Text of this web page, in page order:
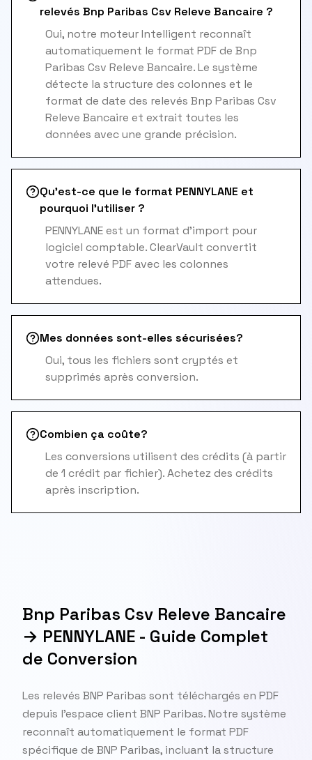
relevés Bnp Paribas Csv Releve Bancaire ?
Oui, notre moteur Intelligent reconnaît
automatiquement le format PDF de Bnp
Paribas Csv Releve Bancaire. Le système
détecte la structure des colonnes et le
format de date des relevés Bnp Paribas Csv
Releve Bancaire et extrait toutes les
données avec une grande précision.
Qu'est-ce que le format PENNYLANE et
pourquoi l'utiliser ?
PENNYLANE est un format d'import pour
logiciel comptable. ClearVault convertit
votre relevé PDF avec les colonnes
attendues.
Mes données sont-elles sécurisées?
Oui, tous les fichiers sont cryptés et
supprimés après conversion.
Combien ça coûte?
Les conversions utilisent des crédits (à partir
de 1 crédit par fichier). Achetez des crédits
après inscription.
Bnp Paribas Csv Releve Bancaire
→ PENNYLANE - Guide Complet
de Conversion
Les relevés BNP Paribas sont téléchargés en PDF
depuis l'espace client BNP Paribas. Notre système
reconnaît automatiquement le format PDF
spécifique de BNP Paribas, incluant la structure